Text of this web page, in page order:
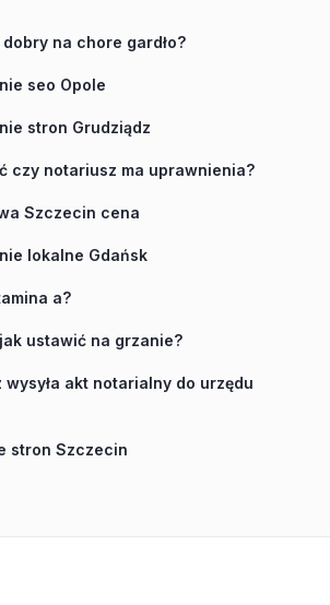
na chore gardło?
seo Opole
stron Grudziądz
czy notariusz ma uprawnienia?
Szczecin cena
lokalne Gdańsk
a?
ustawić na grzanie?
wysyła akt notarialny do urzędu
stron Szczecin